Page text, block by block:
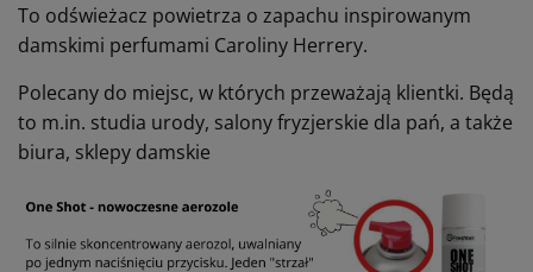
To odświeżacz powietrza o zapachu inspirowanym
damskimi perfumami Caroliny Herrery.
Polecany do miejsc, w których przeważają klientki. Będą
to m.in. studia urody, salony fryzjerskie dla pań, a także
biura, sklepy damskie